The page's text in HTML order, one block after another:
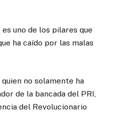
uno de los pilares que
ha caído por las malas
no solamente ha
de la bancada del PRI,
del Revolucionario